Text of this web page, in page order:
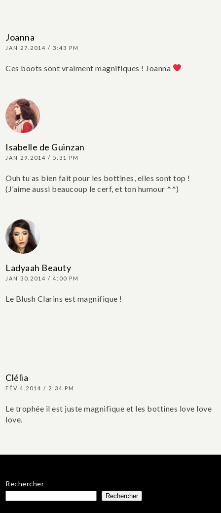
Joanna
JAN 27.2014 / 3:43 PM
Ces boots sont vraiment magnifiques ! Joanna
Isabelle de Guinzan
JAN 29.2014 / 5:31 PM
Ouh tu as bien fait pour les bottines, elles sont top !
(J’aime aussi beaucoup le cerf, et ton humour ^^)
Ladyaah Beauty
JAN 30.2014 / 4:00 PM
Le Blush Clarins est magnifique !
Clélia
FÉV 4.2014 / 2:34 PM
Le trophée il est juste magnifique et les bottines love love
love.
Rechercher
Rechercher